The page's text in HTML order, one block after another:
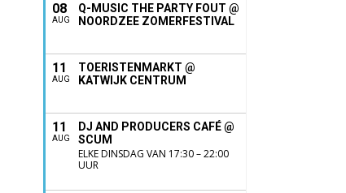
08
AUG
Q-MUSIC THE PARTY FOUT @
NOORDZEE ZOMERFESTIVAL
11
AUG
TOERISTENMARKT @
KATWIJK CENTRUM
11
AUG
DJ AND PRODUCERS CAFÉ @
SCUM
ELKE DINSDAG VAN 17:30 – 22:00
UUR